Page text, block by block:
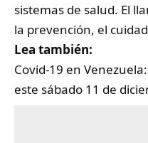
sistemas de salud. El
la prevención, el
Lea también:
Covid-19 en
este sábado 11 de